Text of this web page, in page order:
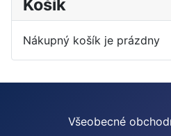
Košík
Nákupný košík je prázdny
Všeobecné